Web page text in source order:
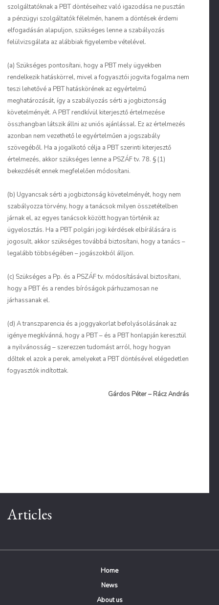
szolgáltatóknak a PBT döntéseihez való igazodása ne pusztán
a pénzügyi szolgáltatók félelmén, hanem a döntések érdemi
elfogadásán alapuljon, szükséges lenne a szabályozás
felülvizsgálata az alábbiak figyelembe vételével.
(a) Szükséges pontosítani, hogy a PBT mely ügyekben
rendelkezik hatáskörrel, mivel a fogyasztói jogvita fogalma nem
teszi lehetővé a PBT hatáskörének az egyértelmű
meghatározását, így a szabályozás sérti a jogbiztonság
követelményét. A PBT rendkívül kiterjesztő értelmezése
összhangban látszik állni az uniós ajánlással. Ez az értelmezés
azonban nem vezethető le egyértelműen a jogszabály
szövegéből. Ha a jogalkotó célja a PBT szerinti kiterjesztő
értelmezés, akkor szükséges lenne a PSZÁF tv. 78. § (1)
bekezdését ennek megfelelően módosítani.
(b) Ugyancsak sérti a jogbiztonság követelményét, hogy nem
szabályozza törvény, hogy a tanácsok milyen összetételben
járnak el, az egyes tanácsok között hogyan történik az
ügyelosztás. Ha a PBT polgári jogi kérdések elbírálására is
jogosult, akkor szükséges továbbá biztosítani, hogy a tanács –
legalább többségében – jogászokból álljon.
(c) Szükséges a Pp. és a PSZÁF tv. módosításával biztosítani,
hogy a PBT és a rendes bíróságok párhuzamosan ne
járhassanak el.
(d) A transzparencia és a joggyakorlat befolyásolásának az
igénye megkívánná, hogy a PBT – és a PBT honlapján keresztül
a nyilvánosság – szerezzen tudomást arról, hogy hogyan
dőltek el azok a perek, amelyeket a PBT döntésével elégedetlen
fogyasztók indítottak.
Gárdos Péter – Rácz András
Articles
Home
News
About us